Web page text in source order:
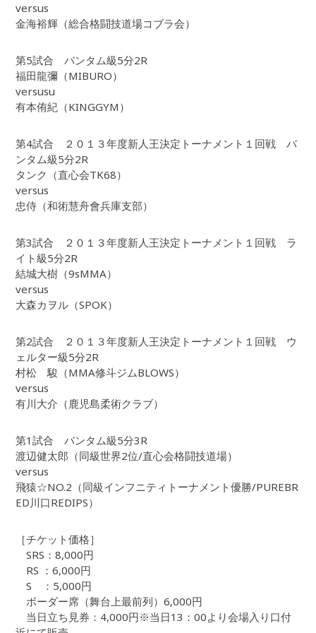
versus
金海裕輝（総合格闘技道場コブラ会）
第5試合 バンタム級5分2R
福田龍彌（MIBURO）
versusu
有本侑紀（KINGGYM）
第4試合 ２０１３年度新人王決定トーナメント１回戦 バ
ンタム級5分2R
タンク（直心会TK68）
versus
忠侍（和術慧舟會兵庫支部）
第3試合 ２０１３年度新人王決定トーナメント１回戦 ラ
イト級5分2R
結城大樹（9sMMA）
versus
大森カヲル（SPOK）
第2試合 ２０１３年度新人王決定トーナメント１回戦 ウ
ェルター級5分2R
村松 駿（MMA修斗ジムBLOWS）
versus
有川大介（鹿児島柔術クラブ）
第1試合 バンタム級5分3R
渡辺健太郎（同級世界2位/直心会格闘技道場）
versus
飛猿☆NO.2（同級インフニティトーナメント優勝/PUREBR
ED川口REDIPS）
［チケット価格］
SRS：8,000円
RS ：6,000円
S ：5,000円
ボーダー席（舞台上最前列）6,000円
当日立ち見券：4,000円※当日13：00より会場入り口付